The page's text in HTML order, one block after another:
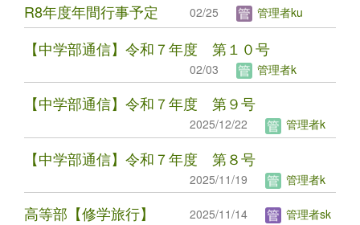
R8年度年間行事予定 02/25 管理者ku
【中学部通信】令和７年度 第１０号
02/03 管理者k
【中学部通信】令和７年度 第９号
2025/12/22 管理者k
【中学部通信】令和７年度 第８号
2025/11/19 管理者k
高等部【修学旅行】 2025/11/14 管理者sk